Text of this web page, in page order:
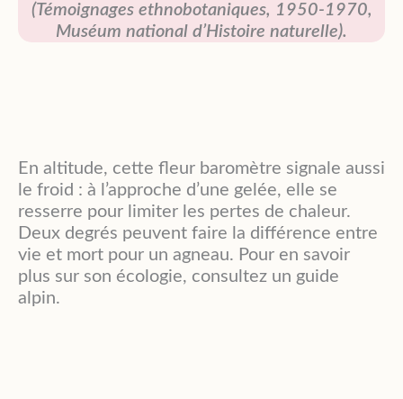
(Témoignages ethnobotaniques, 1950-1970,
Muséum national d’Histoire naturelle).
En altitude, cette fleur baromètre signale aussi
le froid : à l’approche d’une gelée, elle se
resserre pour limiter les pertes de chaleur.
Deux degrés peuvent faire la différence entre
vie et mort pour un agneau. Pour en savoir
plus sur son écologie, consultez un guide
alpin.